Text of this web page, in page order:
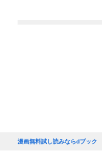
漫画無料試し読みならdブック